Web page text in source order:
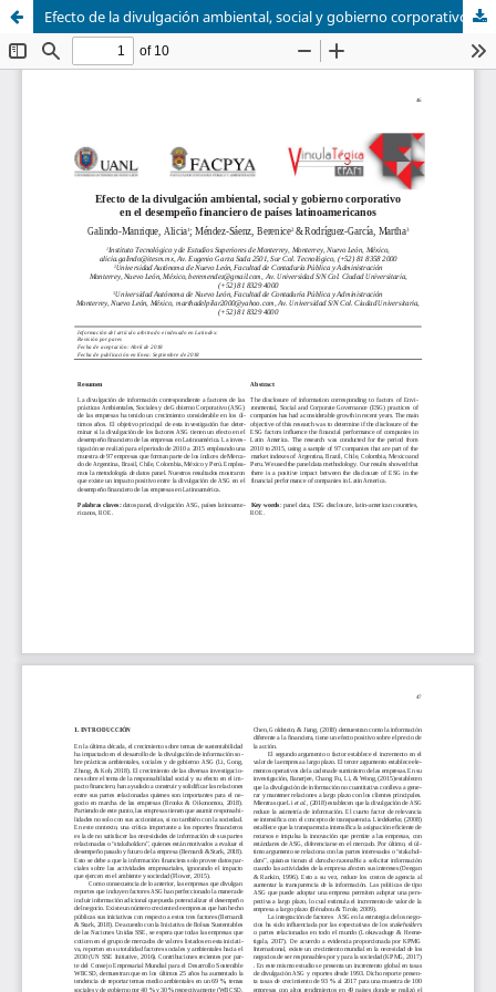
Efecto de la divulgación ambiental, social y gobierno corporativo en el desempeño financiero de países latinoamericanos